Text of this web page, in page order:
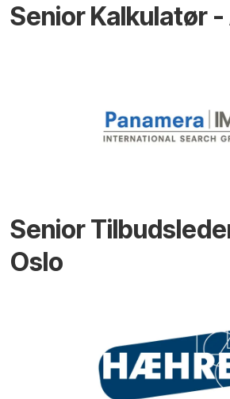
Senior Kalkulatør
Senior
Oslo